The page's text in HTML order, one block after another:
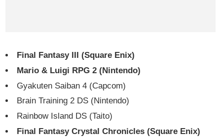
Final Fantasy III (Square Enix)
Mario & Luigi RPG 2 (Nintendo)
Gyakuten Saiban 4 (Capcom)
Brain Training 2 DS (Nintendo)
Rainbow Island DS (Taito)
Final Fantasy Crystal Chronicles (Square Enix)